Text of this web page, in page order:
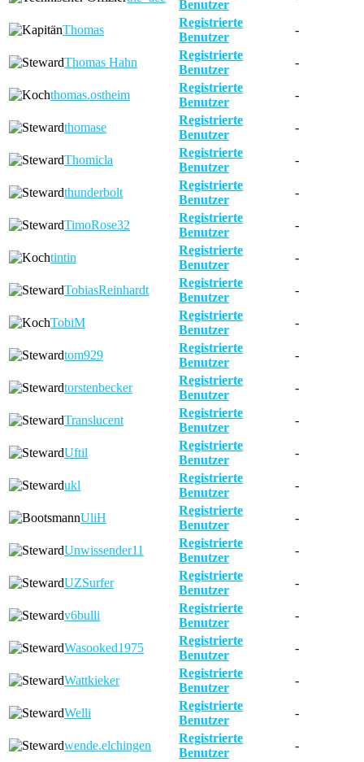
Benutzer
Thomas
Registrierte
Benutzer
-
Thomas Hahn
Registrierte
Benutzer
-
thomas.ostheim
Registrierte
Benutzer
-
thomase
Registrierte
Benutzer
-
Thomicla
Registrierte
Benutzer
-
thunderbolt
Registrierte
Benutzer
-
TimoRose32
Registrierte
Benutzer
-
tintin
Registrierte
Benutzer
-
TobiasReinhardt
Registrierte
Benutzer
-
TobiM
Registrierte
Benutzer
-
tom929
Registrierte
Benutzer
-
torstenbecker
Registrierte
Benutzer
-
Translucent
Registrierte
Benutzer
-
Uftil
Registrierte
Benutzer
-
ukl
Registrierte
Benutzer
-
UliH
Registrierte
Benutzer
-
Unwissender11
Registrierte
Benutzer
-
UZSurfer
Registrierte
Benutzer
-
v6bulli
Registrierte
Benutzer
-
Wasooked1975
Registrierte
Benutzer
-
Wattkieker
Registrierte
Benutzer
-
Welli
Registrierte
Benutzer
-
wende.elchingen
Registrierte
Benutzer
-